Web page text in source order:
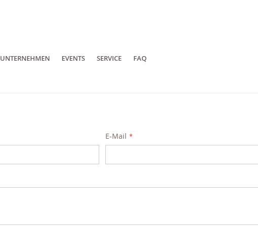
UNTERNEHMEN EVENTS SERVICE FAQ
E-Mail